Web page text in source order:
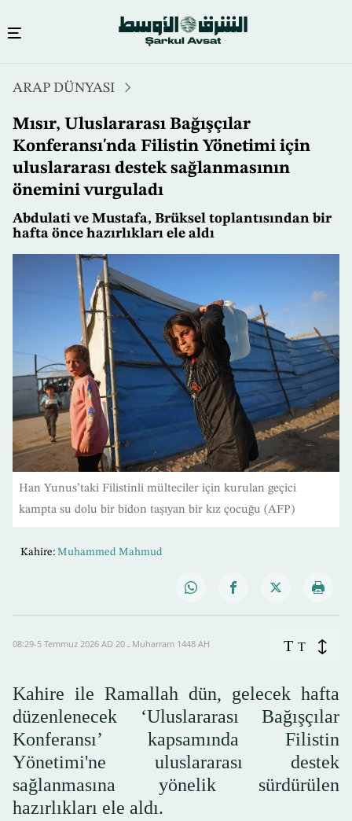
atla
ARAP DÜNYASI
Mısır, Uluslararası Bağışçılar
Konferansı'nda Filistin Yönetimi için
uluslararası destek sağlanmasının
önemini vurguladı
Abdulati ve Mustafa, Brüksel toplantısından bir
hafta önce hazırlıkları ele aldı
Han Yunus’taki Filistinli mülteciler için kurulan geçici
kampta su dolu bir bidon taşıyan bir kız çocuğu (AFP)
Kahire: Muhammed Mahmud
08:29-5 Temmuz 2026 AD ـ 20 Muharram 1448 AH T T
Kahire ile Ramallah dün, gelecek hafta
düzenlenecek ‘Uluslararası Bağışçılar
Konferansı’ kapsamında Filistin
Yönetimi'ne uluslararası destek
sağlanmasına yönelik sürdürülen
hazırlıkları ele aldı.